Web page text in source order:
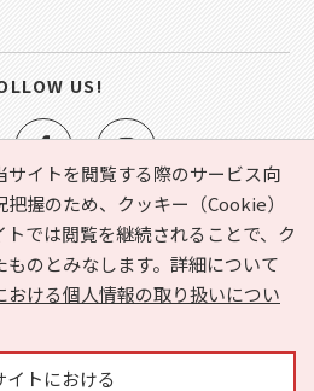
サイトを閲覧する際のサービス向
握のため、クッキー（Cookie）
では閲覧を継続されることで、ク
のとみなします。詳細について
おける個人情報の取り扱いについ
イトにおける
は？ お気に入り
ヘルプ
り扱いについて
運営会社
掲載に関するお問い合わせ
US!